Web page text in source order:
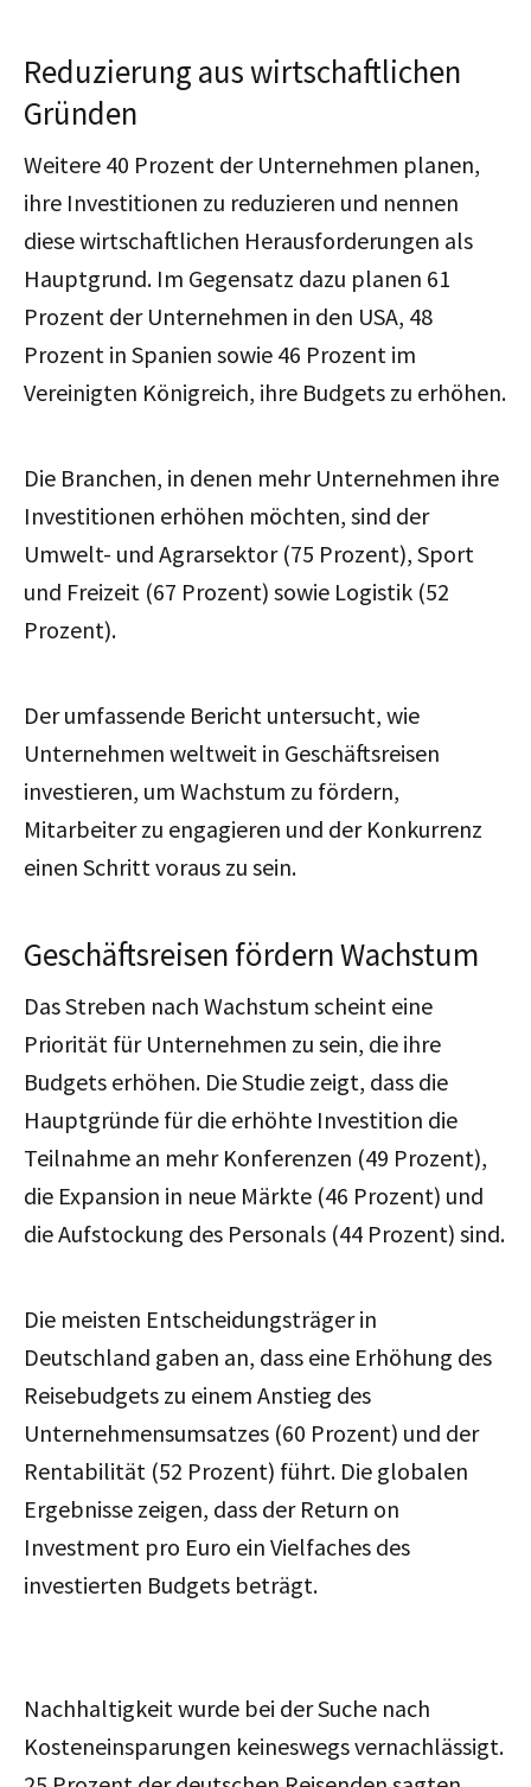
Reduzierung aus wirtschaftlichen
Gründen
Weitere 40 Prozent der Unternehmen planen,
ihre Investitionen zu reduzieren und nennen
diese wirtschaftlichen Herausforderungen als
Hauptgrund. Im Gegensatz dazu planen 61
Prozent der Unternehmen in den USA, 48
Prozent in Spanien sowie 46 Prozent im
Vereinigten Königreich, ihre Budgets zu erhöhen.
Die Branchen, in denen mehr Unternehmen ihre
Investitionen erhöhen möchten, sind der
Umwelt- und Agrarsektor (75 Prozent), Sport
und Freizeit (67 Prozent) sowie Logistik (52
Prozent).
Der umfassende Bericht untersucht, wie
Unternehmen weltweit in Geschäftsreisen
investieren, um Wachstum zu fördern,
Mitarbeiter zu engagieren und der Konkurrenz
einen Schritt voraus zu sein.
Geschäftsreisen fördern Wachstum
Das Streben nach Wachstum scheint eine
Priorität für Unternehmen zu sein, die ihre
Budgets erhöhen. Die Studie zeigt, dass die
Hauptgründe für die erhöhte Investition die
Teilnahme an mehr Konferenzen (49 Prozent),
die Expansion in neue Märkte (46 Prozent) und
die Aufstockung des Personals (44 Prozent) sind.
Die meisten Entscheidungsträger in
Deutschland gaben an, dass eine Erhöhung des
Reisebudgets zu einem Anstieg des
Unternehmensumsatzes (60 Prozent) und der
Rentabilität (52 Prozent) führt. Die globalen
Ergebnisse zeigen, dass der Return on
Investment pro Euro ein Vielfaches des
investierten Budgets beträgt.
Nachhaltigkeit wurde bei der Suche nach
Kosteneinsparungen keineswegs vernachlässigt.